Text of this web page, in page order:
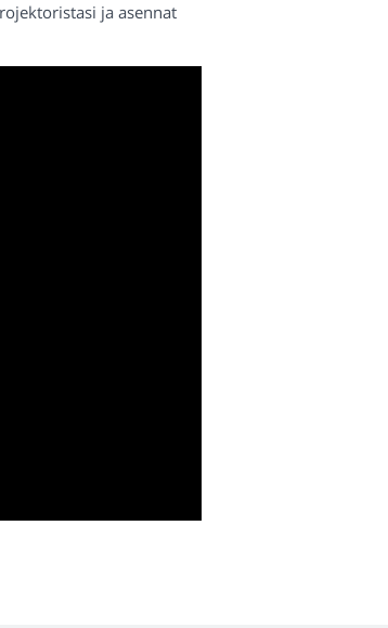
ja asennat